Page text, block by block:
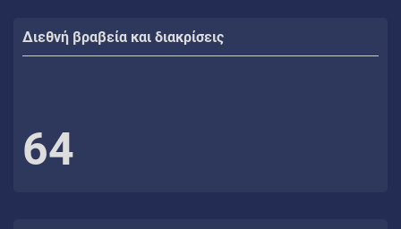
Διεθνή βραβεία και διακρίσεις
64